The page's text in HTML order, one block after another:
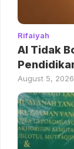
Rifaiyah
AI Tidak
August 5, 2026